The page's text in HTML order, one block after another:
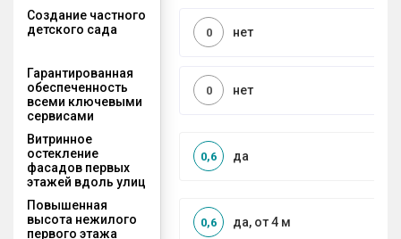
Создание частного
детского сада
нет
0
Гарантированная
обеспеченность
всеми ключевыми
сервисами
нет
0
Витринное
остекление
фасадов первых
этажей вдоль улиц
да
0,6
Повышенная
высота нежилого
первого этажа
да, от 4 м
0,6